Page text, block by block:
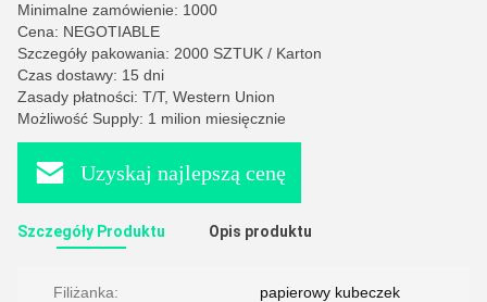
Minimalne zamówienie: 1000
Cena: NEGOTIABLE
Szczegóły pakowania: 2000 SZTUK / Karton
Czas dostawy: 15 dni
Zasady płatności: T/T, Western Union
Możliwość Supply: 1 milion miesięcznie
Uzyskaj najlepszą cenę
Szczegóły Produktu Opis produktu
Filiżanka: papierowy kubeczek